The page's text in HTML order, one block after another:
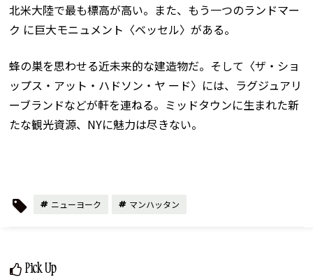
北米大陸で最も標高が高い。また、もう一つのランドマー
ク に巨大モニュメント〈ベッセル〉がある。
蜂の巣を思わせる近未来的な建造物だ。そして〈ザ・ショ
ップス・アット・ハドソン・ヤ ード〉には、ラグジュアリ
ーブランドなどが軒を連ねる。ミッドタウンに生まれた新
たな観光資源、NYに魅力は尽きない。
ニューヨーク マンハッタン
Pick Up